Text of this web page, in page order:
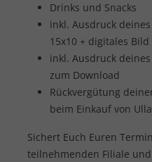
Drinks und Snacks
inkl. Ausdruck
15x10 + digitales
inkl. Ausdruck
zum Download
Rückvergütung
beim Einkauf von
Sichert Euch Euren
teilnehmenden Filiale